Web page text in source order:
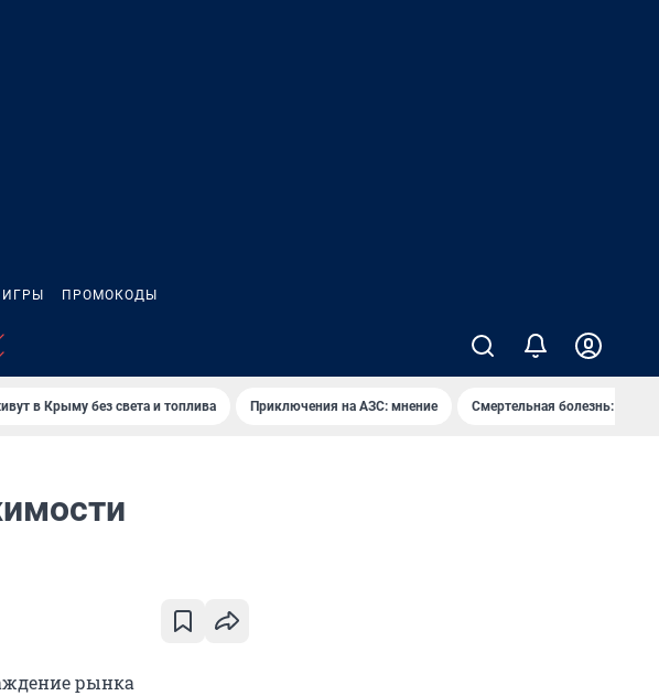
ИГРЫ ПРОМОКОДЫ
в Крыму без света и топлива Приключения на АЗС: мнение Смертельная болезнь:
рынка